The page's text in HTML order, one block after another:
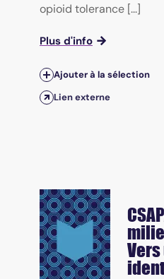
opioid tolerance [...]
Plus d'info
Ajouter à la sélection
Lien externe